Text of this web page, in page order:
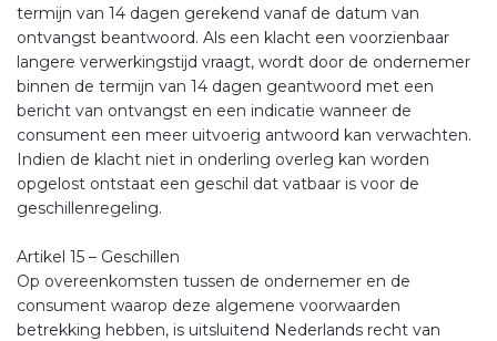
termijn van 14 dagen gerekend vanaf de datum van
ontvangst beantwoord. Als een klacht een voorzienbaar
langere verwerkingstijd vraagt, wordt door de ondernemer
binnen de termijn van 14 dagen geantwoord met een
bericht van ontvangst en een indicatie wanneer de
consument een meer uitvoerig antwoord kan verwachten.
Indien de klacht niet in onderling overleg kan worden
opgelost ontstaat een geschil dat vatbaar is voor de
geschillenregeling.
Artikel 15 – Geschillen
Op overeenkomsten tussen de ondernemer en de
consument waarop deze algemene voorwaarden
betrekking hebben, is uitsluitend Nederlands recht van